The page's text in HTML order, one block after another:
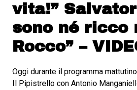
vita!”
sono né ricco
Rocco” –
Oggi durante il programma
Il Pipistrello con Antonio